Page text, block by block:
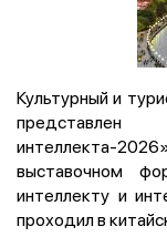
Культурный и
интеллекта-
выставочном
интеллекту и
проходил в